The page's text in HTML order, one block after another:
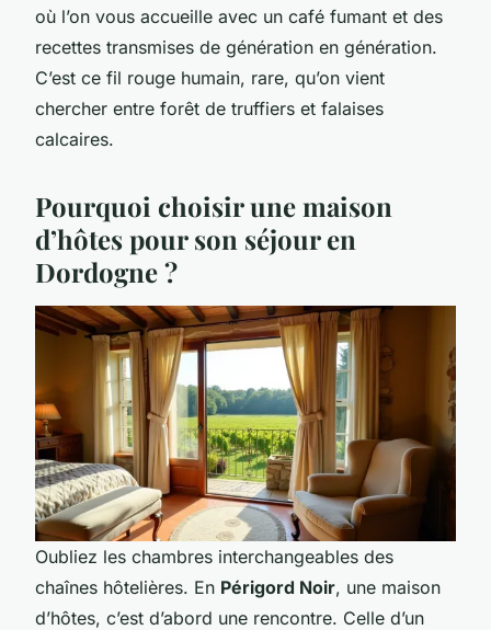
où l’on vous accueille avec un café fumant et des
recettes transmises de génération en génération.
C’est ce fil rouge humain, rare, qu’on vient
chercher entre forêt de truffiers et falaises
calcaires.
Pourquoi choisir une maison
d’hôtes pour son séjour en
Dordogne ?
Oubliez les chambres interchangeables des
chaînes hôtelières. En Périgord Noir, une maison
d’hôtes, c’est d’abord une rencontre. Celle d’un